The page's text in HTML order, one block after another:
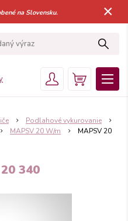
na Slovensku. ×
Podlahové vykurovanie
MAPSV 20 W/m
MAPSV 20
340